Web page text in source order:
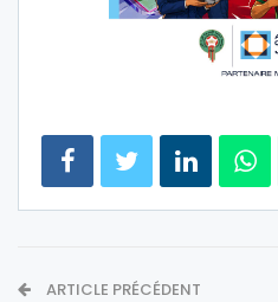
ARTICLE PRÉCÉDENT